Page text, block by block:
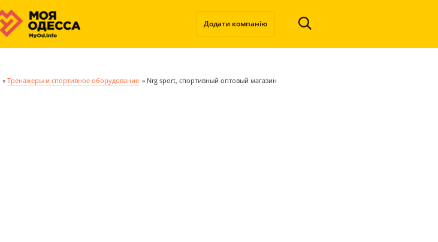
Додати компанію
» Тренажеры и спортивное оборудование » Nrg sport, спортивный оптовый магазин